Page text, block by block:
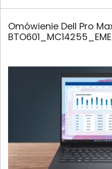
Omówienie Dell Pro